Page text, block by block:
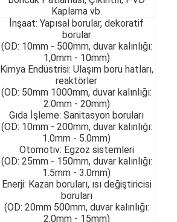
Kaplama vb.
İnşaat: Yapısal borular, dekoratif
borular
(OD: 10mm - 500mm, duvar kalınlığı:
1,0mm - 10mm)
Kimya Endüstrisi: Ulaşım boru hatları,
reaktörler
(OD: 50mm 1000mm, duvar kalınlığı:
2.0mm - 20mm)
Gıda İşleme: Sanitasyon boruları
(OD: 10mm - 200mm, duvar kalınlığı:
1.0mm - 5.0mm)
Otomotiv: Egzoz sistemleri
(OD: 25mm - 150mm, duvar kalınlığı:
1.5mm - 3.0mm)
Enerji: Kazan boruları, ısı değiştiricisi
boruları
(OD: 20mm 500mm, duvar kalınlığı:
2,0mm - 15mm)